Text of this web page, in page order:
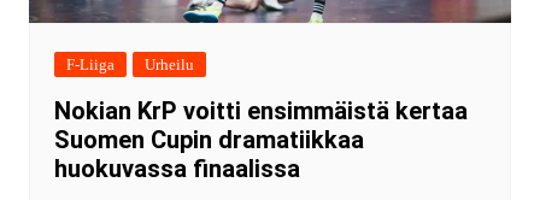
F-Liiga Urheilu
Nokian KrP voitti ensimmäistä kertaa
Suomen Cupin dramatiikkaa
huokuvassa finaalissa